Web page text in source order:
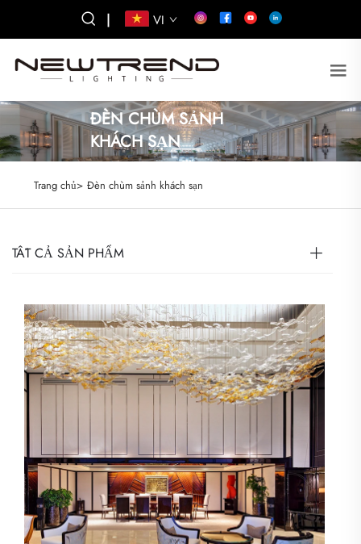
| VI
ĐÈN CHÙM SẢNH
KHÁCH SẠN
Trang chủ> Đèn chùm sảnh khách sạn
TẤT CẢ SẢN PHẨM